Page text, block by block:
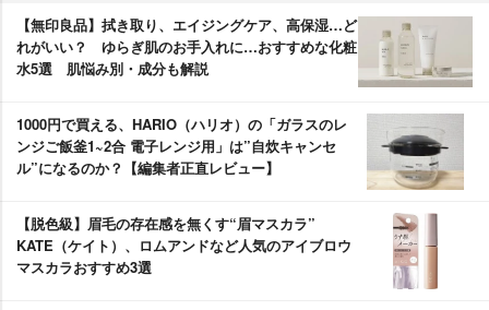
【無印良品】拭き取り、エイジングケア、高保湿…ど
れがいい？ ゆらぎ肌のお手入れに…おすすめな化粧
水5選 肌悩み別・成分も解説
1000円で買える、HARIO（ハリオ）の「ガラスのレ
ンジご飯釜1~2合 電子レンジ用」は”自炊キャンセ
ル”になるのか？【編集者正直レビュー】
【脱色級】眉毛の存在感を無くす“眉マスカラ”
KATE（ケイト）、ロムアンドなど人気のアイブロウ
マスカラおすすめ3選